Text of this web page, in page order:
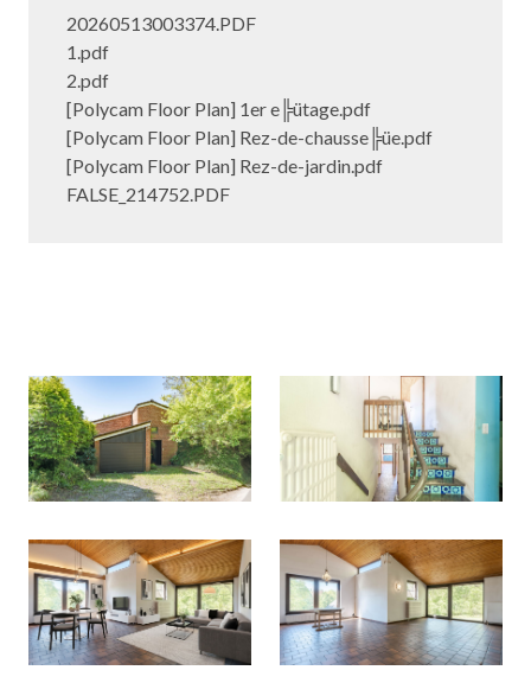
20260513003374.PDF
1.pdf
2.pdf
[Polycam Floor Plan] 1er e╠ütage.pdf
[Polycam Floor Plan] Rez-de-chausse╠üe.pdf
[Polycam Floor Plan] Rez-de-jardin.pdf
FALSE_214752.PDF